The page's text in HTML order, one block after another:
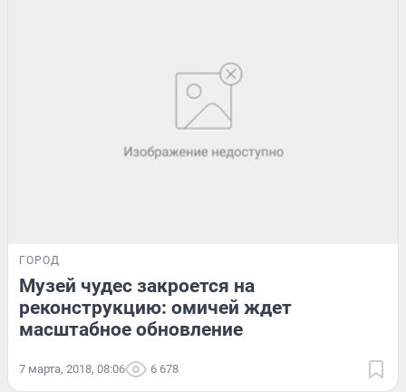
ГОРОД
Музей чудес закроется на
реконструкцию: омичей ждет
масштабное обновление
7 марта, 2018, 08:06 6 678